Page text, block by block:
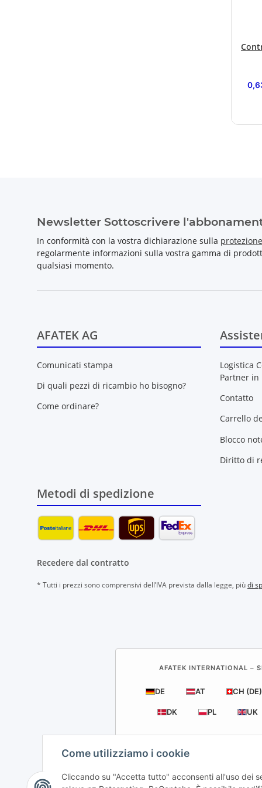
Come utilizziamo i cookie
Cliccando su "Accetta tutto" acconsenti all'uso dei
Newsletter Sottoscrivere
In conformità con la vostra dichiarazione sulla
regolarmente informazioni sulla vostra gamma di
qualsiasi momento.
AFATEK AG
Comunicati stampa
Di quali pezzi di ricambio ho bisogno?
Come ordinare?
Logistica
Partner in
Contatto
Carrello
Blocco
Diritto di
Metodi di spedizione
Recedere dal contratto
* Tutti i prezzi sono comprensivi dell’IVA prevista dalla legge, piùdi
AFATEK INTERNATIONAL –
DE AT CH (DE)
DK PL UK